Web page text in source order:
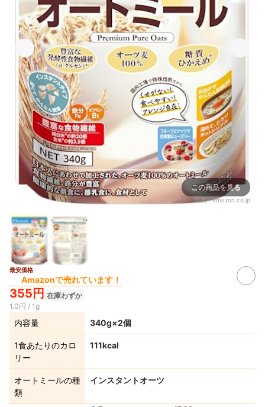
この商品を見る
出典：amazon.co.jp
最安価格
Amazonで売れています！
355円 在庫わずか
1.0円 / 1g
内容量 340g×2個
1食あたりのカロ
リー
111kcal
オートミールの種
類
インスタントオーツ